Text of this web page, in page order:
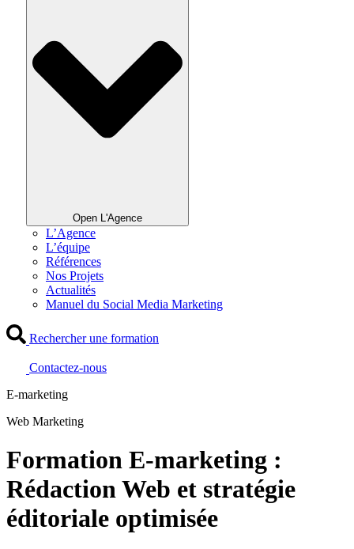
Open L'Agence
L’Agence
L’équipe
Références
Nos Projets
Actualités
Manuel du Social Media Marketing
Rechercher une formation
Contactez-nous
E-marketing
Web Marketing
Formation E-marketing :
Rédaction Web et stratégie
éditoriale optimisée